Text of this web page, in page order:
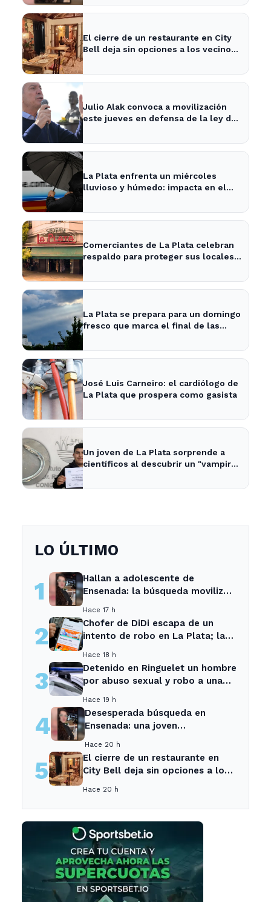
El cierre de un restaurante en City
Bell deja sin opciones a los vecinos
Julio Alak convoca a movilización
este jueves en defensa de la ley de
La Plata enfrenta un miércoles
lluvioso y húmedo: impacta en el
Comerciantes de La Plata celebran
respaldo para proteger sus locales
La Plata se prepara para un domingo
fresco que marca el final de las
José Luis Carneiro: el cardiólogo de
La Plata que prospera como gasista
Un joven de La Plata sorprende a
científicos al descubrir un "vampiro
LO ÚLTIMO
1
Hallan a adolescente de
Ensenada: la búsqueda movilizó
Hace 17 h
2
Chofer de DiDi escapa de un
intento de robo en La Plata; la
Hace 18 h
3
Detenido en Ringuelet un hombre
por abuso sexual y robo a una
Hace 19 h
4
Desesperada búsqueda en
Ensenada: una joven
Hace 20 h
5
El cierre de un restaurante en
City Bell deja sin opciones a los
Hace 20 h